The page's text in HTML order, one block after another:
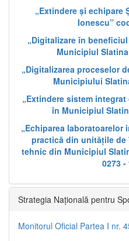
„Extindere și echipare
Ionescu”
„Digitalizare în
Municipiul
„Digitalizarea proceselor
Municipiului
„Extindere sistem
în Municipiul
„Echiparea laboratoarelor
practică din unitățile
tehnic din Municipiul
0273
Strategia Națională pentru
Monitorul Oficial Partea I nr.